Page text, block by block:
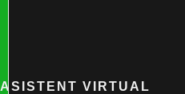
ASISTENT VIRTUAL